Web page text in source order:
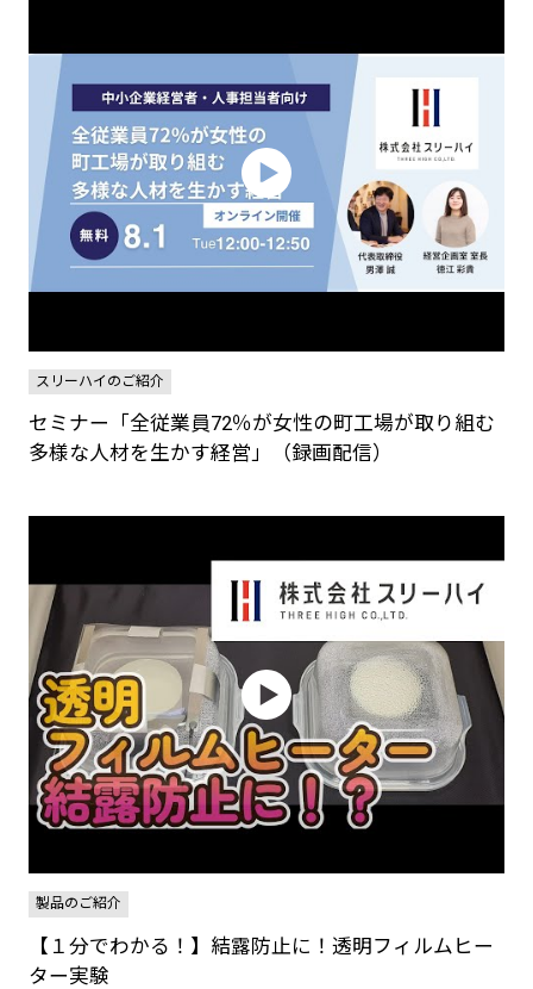
スリーハイのご紹介
セミナー「全従業員72％が女性の町工場が取り組む
多様な人材を生かす経営」（録画配信）
製品のご紹介
【１分でわかる！】結露防止に！透明フィルムヒー
ター実験